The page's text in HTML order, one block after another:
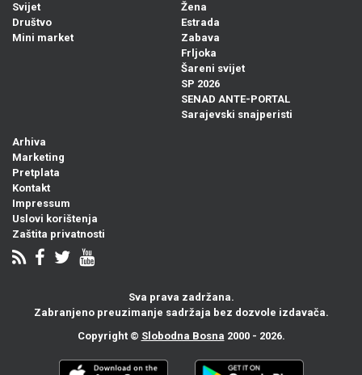
Svijet
Društvo
Mini market
Žena
Estrada
Zabava
Frljoka
Šareni svijet
SP 2026
SENAD ANTE-PORTAL
Sarajevski snajperisti
Arhiva
Marketing
Pretplata
Kontakt
Impressum
Uslovi korištenja
Zaštita privatnosti
Sva prava zadržana.
Zabranjeno preuzimanje sadržaja bez dozvole izdavača.
Copyright © Slobodna Bosna 2000 - 2026.